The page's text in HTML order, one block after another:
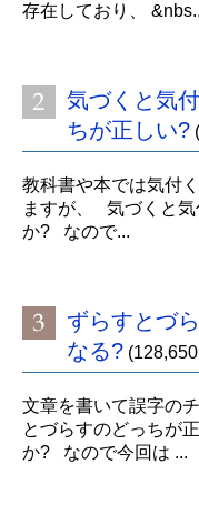
存在しており、
気づくと気
ちが正しい?
教科書や本では気付
ますが、 気づくと気
か? なので...
ずらすとづ
なる?
文章を書いて誤字の
とづらすのどっちが
か? なので今回は ...